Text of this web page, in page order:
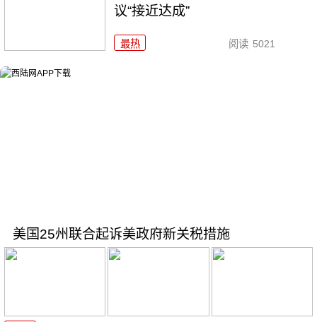
议“接近达成”
最热 阅读 5021
美国25州联合起诉美政府新关税措施